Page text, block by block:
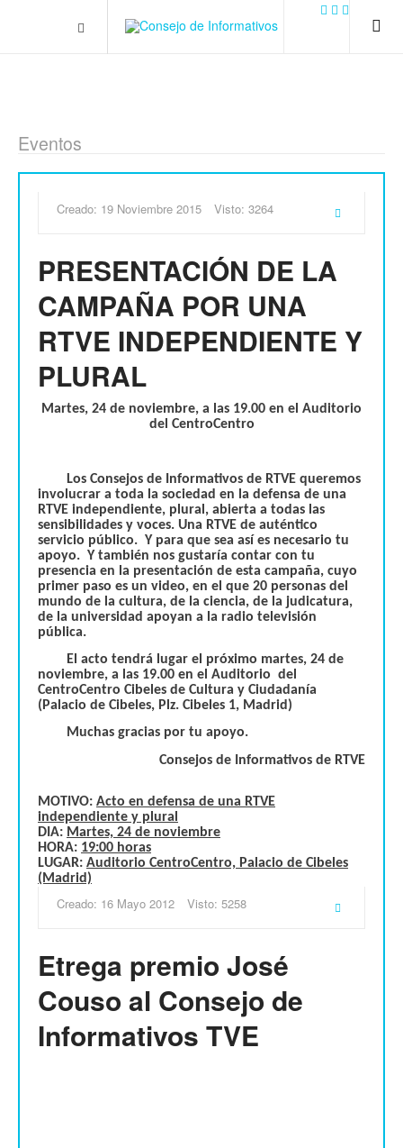
url('../../images/contact.png') 0 0 no-repeat; color: #eaeaea; padding:
Eventos
Creado: 19 Noviembre 2015 Visto: 3264
PRESENTACIÓN DE LA
CAMPAÑA POR UNA
RTVE INDEPENDIENTE Y
PLURAL
Martes, 24 de noviembre, a las 19.00 en el Auditorio
del CentroCentro
Los Consejos de Informativos de RTVE queremos
involucrar a toda la sociedad en la defensa de una
RTVE independiente, plural, abierta a todas las
sensibilidades y voces. Una RTVE de auténtico
servicio público. Y para que sea así es necesario tu
apoyo. Y también nos gustaría contar con tu
presencia en la presentación de esta campaña, cuyo
primer paso es un video, en el que 20 personas del
mundo de la cultura, de la ciencia, de la judicatura,
de la universidad apoyan a la radio televisión
pública.
El acto tendrá lugar el próximo martes, 24 de
noviembre, a las 19.00 en el Auditorio del
CentroCentro Cibeles de Cultura y Ciudadanía
(Palacio de Cibeles, Plz. Cibeles 1, Madrid)
Muchas gracias por tu apoyo.
Consejos de Informativos de RTVE
MOTIVO: Acto en defensa de una RTVE
independiente y plural
DIA: Martes, 24 de noviembre
HORA: 19:00 horas
LUGAR: Auditorio CentroCentro, Palacio de Cibeles
(Madrid)
Creado: 16 Mayo 2012 Visto: 5258
Etrega premio José
Couso al Consejo de
Informativos TVE